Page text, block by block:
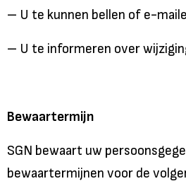
– U te kunnen bellen of e-
– U te informeren over
Bewaartermijn
SGN bewaart uw
bewaartermijnen voor de